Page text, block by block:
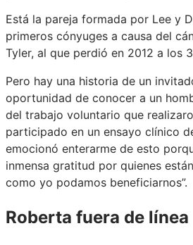
Está la pareja formada por Lee y
primeros cónyuges a causa del
Tyler, al que perdió en 2012 a los
Pero hay una historia de un
oportunidad de conocer a un
del trabajo voluntario que
participado en un ensayo clínico
emocionó enterarme de esto
inmensa gratitud por quienes
como yo podamos beneficiarnos”.
Roberta fuera de línea